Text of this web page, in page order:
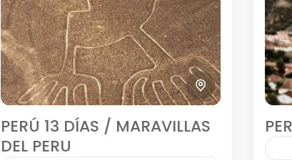
PERÚ 13 DÍAS / MARAVILLAS
DEL PERU